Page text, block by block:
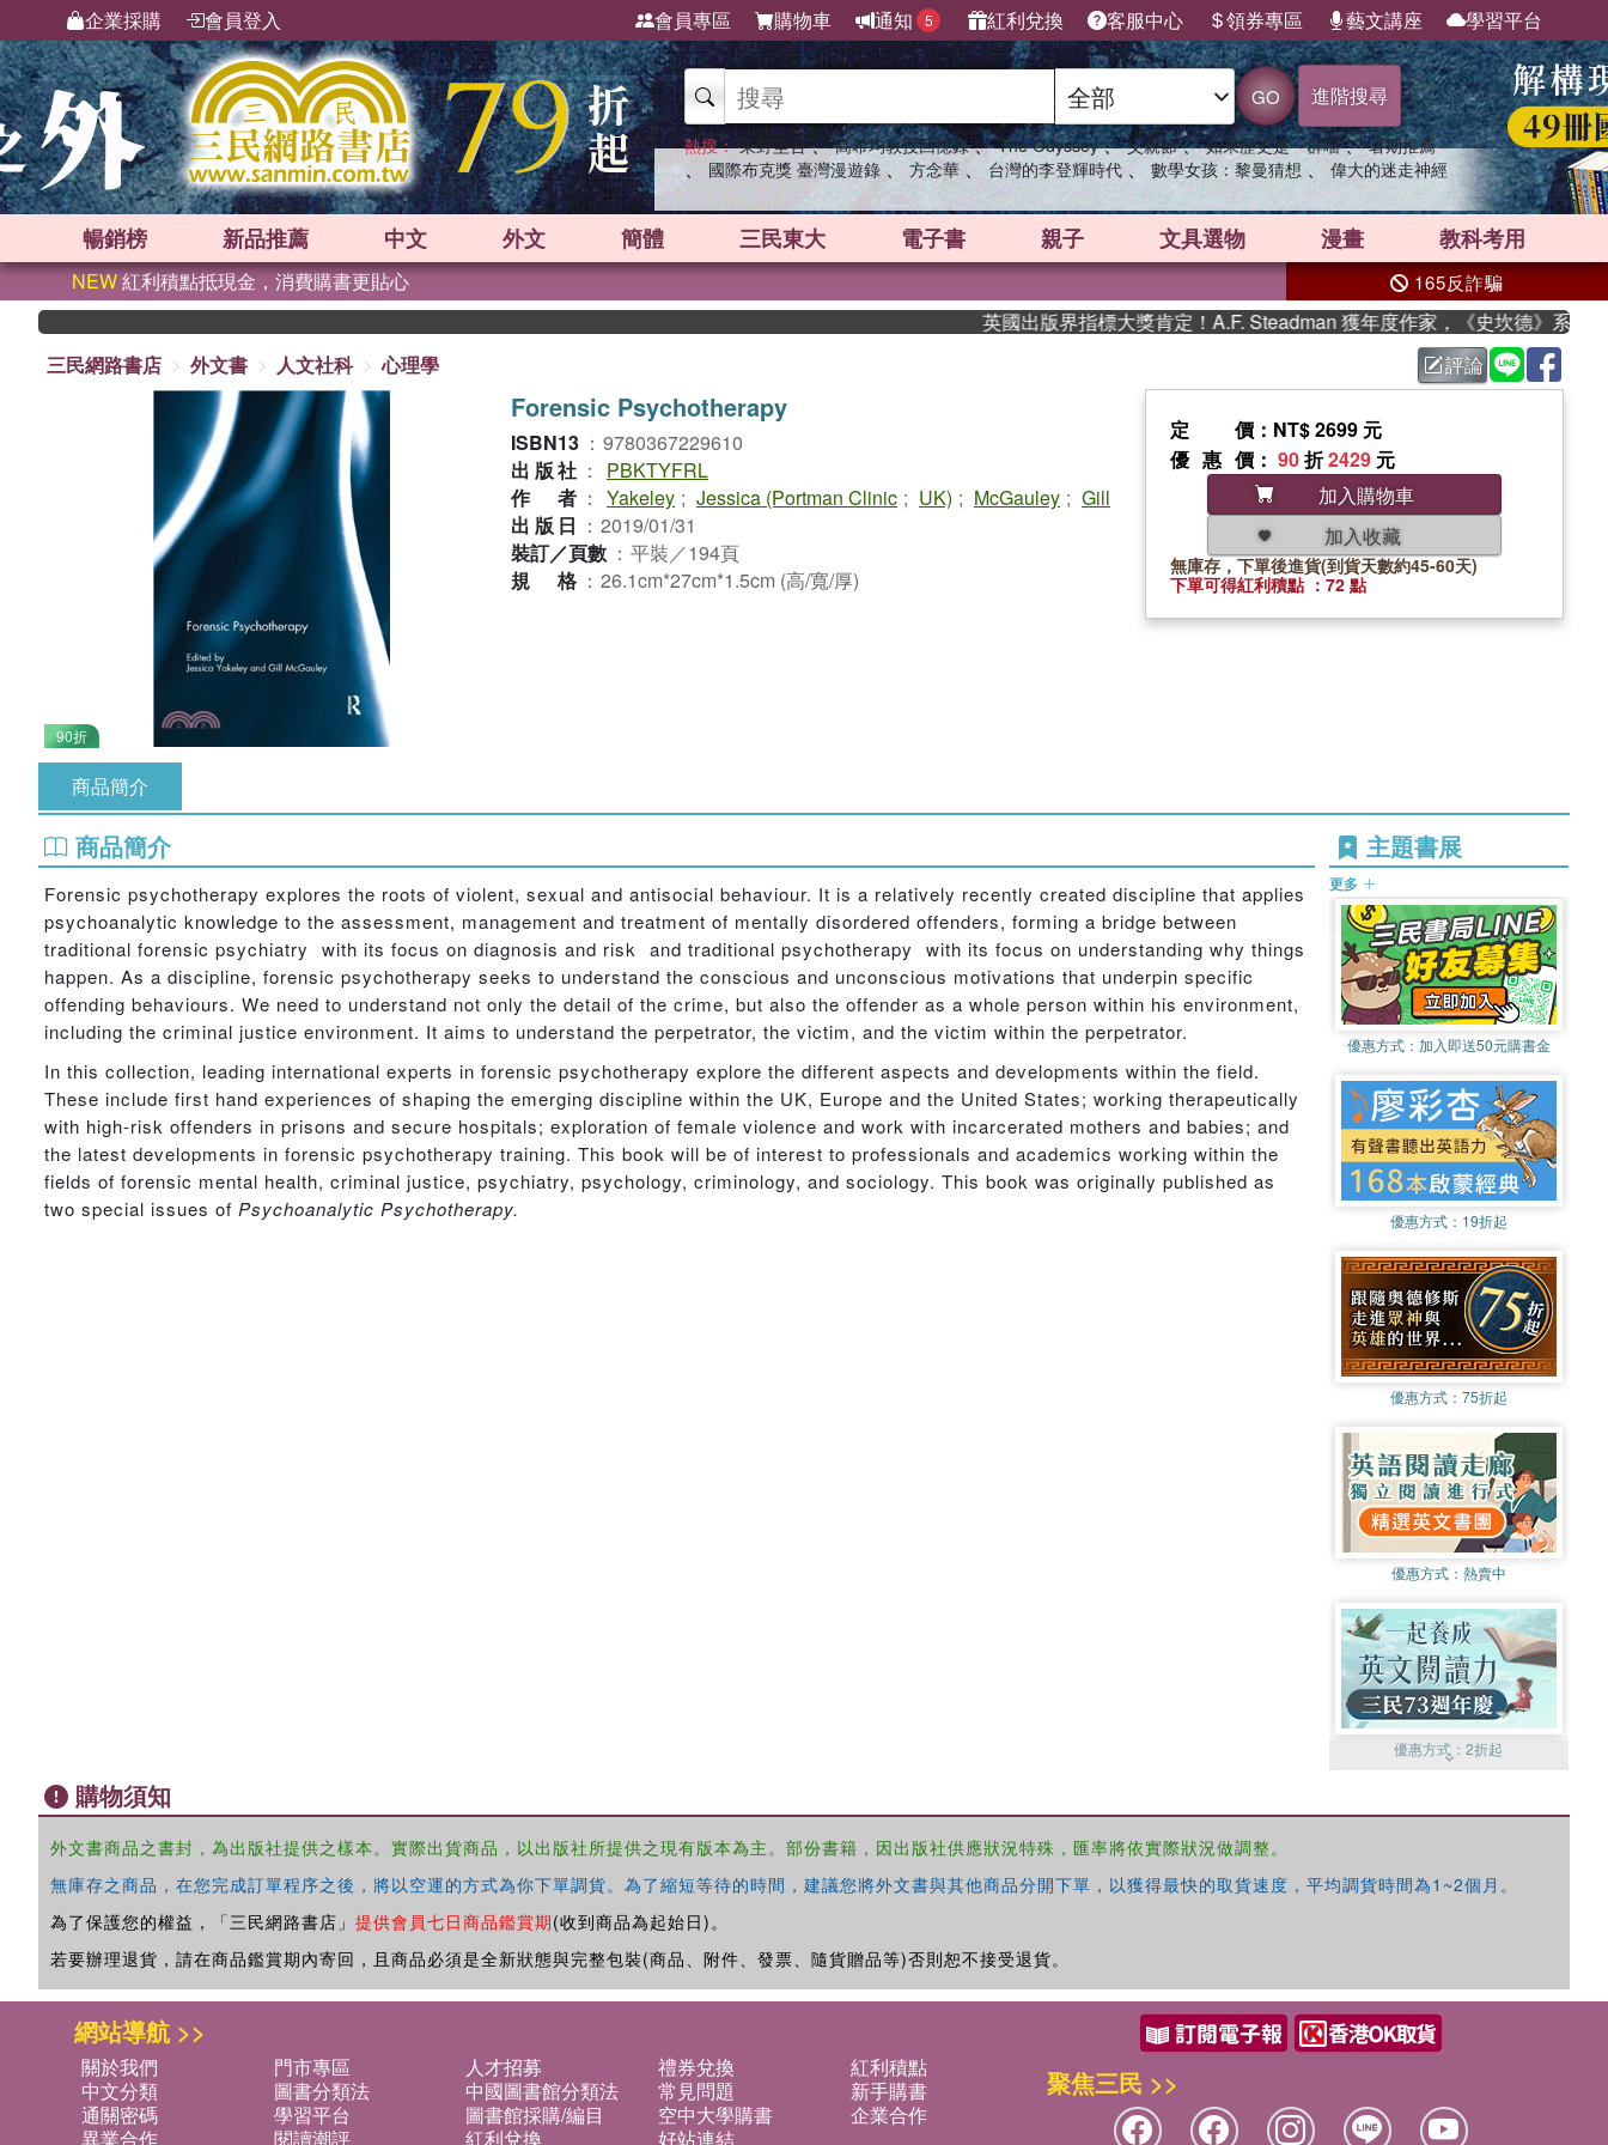
企業採購 會員登入 會員專區 購物車 通知 5 紅利兌換 客服中心 領券專區 藝文講座 學習平台
GO 進階搜尋
熱搜： 東野圭吾 、 高希均教授回憶錄 、 The Odyssey 、 父親節 、 如果歷史是一群喵 、 暑期推薦
、 國際布克獎 臺灣漫遊錄 、 方念華 、 台灣的李登輝時代 、 數學女孩：黎曼猜想 、 偉大的迷走神經
暢銷榜 新品推薦 中文 外文 簡體 三民東大 電子書 親子 文具選物 漫畫 教科考用
NEW紅利積點抵現金，消費購書更貼心 165反詐騙
英國出版界指標大獎肯定！A.F. Steadman 獲年度作家，《史坎德》系列帶你踏
三民網路書店
外文書 人文社科 心理學 評論
90折
Forensic Psychotherapy
ISBN13 ： 9780367229610
出版社 ：
PBKTYFRL
作者 ： Yakeley ; Jessica (Portman Clinic ; UK) ; McGauley ; Gill
出版日 ： 2019/01/31
裝訂／頁數 ： 平裝／194頁
規格 ： 26.1cm*27cm*1.5cm (高/寬/厚)
定價 ：NT$ 2699 元
優惠價 ： 90折2429 元
加入購物車
加入收藏
無庫存，下單後進貨(到貨天數約45-60天)
下單可得紅利積點 ：72 點
商品簡介
商品簡介
Forensic psychotherapy explores the roots of violent, sexual and antisocial behaviour. It is a relatively recently created discipline that applies
psychoanalytic knowledge to the assessment, management and treatment of mentally disordered offenders, forming a bridge between
traditional forensic psychiatry  with its focus on diagnosis and risk  and traditional psychotherapy  with its focus on understanding why things
happen. As a discipline, forensic psychotherapy seeks to understand the conscious and unconscious motivations that underpin specific
offending behaviours. We need to understand not only the detail of the crime, but also the offender as a whole person within his environment,
including the criminal justice environment. It aims to understand the perpetrator, the victim, and the victim within the perpetrator.
In this collection, leading international experts in forensic psychotherapy explore the different aspects and developments within the field.
These include first hand experiences of shaping the emerging discipline within the UK, Europe and the United States; working therapeutically
with high-risk offenders in prisons and secure hospitals; exploration of female violence and work with incarcerated mothers and babies; and
the latest developments in forensic psychotherapy training. This book will be of interest to professionals and academics working within the
fields of forensic mental health, criminal justice, psychiatry, psychology, criminology, and sociology. This book was originally published as
two special issues of Psychoanalytic Psychotherapy.
主題書展
更多
優惠方式： 加入即送50元購書金
優惠方式： 19折起
優惠方式： 75折起
優惠方式： 熱賣中
優惠方式：2折起
購物須知
外文書商品之書封，為出版社提供之樣本。實際出貨商品，以出版社所提供之現有版本為主。部份書籍，因出版社供應狀況特殊，匯率將依實際狀況做調整。
無庫存之商品，在您完成訂單程序之後，將以空運的方式為你下單調貨。為了縮短等待的時間，建議您將外文書與其他商品分開下單，以獲得最快的取貨速度，平均調貨時間為1~2個月。
為了保護您的權益，「三民網路書店」 提供會員七日商品鑑賞期(收到商品為起始日)。
若要辦理退貨，請在商品鑑賞期內寄回，且商品必須是全新狀態與完整包裝(商品、附件、發票、隨貨贈品等)否則恕不接受退貨。
網站導航 >>
關於我們 門市專區 人才招募 禮券兌換
紅利積點
中文分類
圖書分類法 中國圖書館分類法 常見問題
新手購書
通關密碼
學習平台 圖書館採購/編目 空中大學購書
企業合作
異業合作
閱讀潮評 紅利兌換 好站連結
聚焦三民 >>